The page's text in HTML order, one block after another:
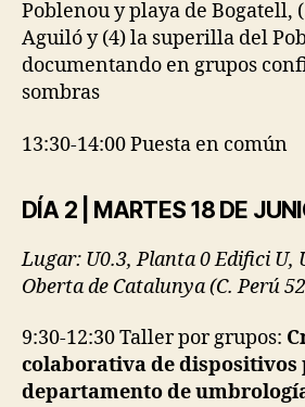
Poblenou y playa de Bogatell,
Aguiló y (4) la superilla del
documentando en grupos
sombras
13:30-14:00 Puesta en común
DÍA 2 | MARTES 18 DE
Lugar: U0.3, Planta 0 Edifici U,
Oberta de Catalunya (C. Perú
9:30-12:30 Taller por grupos:
colaborativa de dispositivos
departamento de